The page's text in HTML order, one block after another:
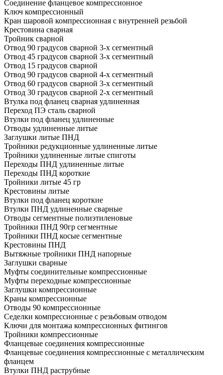
Соединение фланцевое компрессионное
Ключ компрессионный
Кран шаровой компрессионная с внутренней резьбой
Крестовина сварная
Тройник сварной
Отвод 90 градусов сварной 3-х сегментный
Отвод 45 градусов сварной 3-х сегментный
Отвод 15 градусов сварной
Отвод 90 градусов сварной 4-х сегментный
Отвод 60 градусов сварной 3-х сегментный
Отвод 30 градусов сварной 2-х сегментный
Втулка под фланец сварная удлиненная
Переход ПЭ сталь сварной
Втулки под фланец удлиненные
Отводы удлиненные литые
Заглушки литые ПНД
Тройники редукционные удлиненные литые
Тройники удлиненные литые спиготы
Переходы ПНД удлиненные литые
Переходы ПНД короткие
Тройники литые 45 гр
Крестовины литые
Втулки под фланец короткие
Втулки ПНД удлиненные сварные
Отводы сегментные полиэтиленовые
Тройники ПНД 90гр сегментные
Тройники ПНД косые сегментные
Крестовины ПНД
Вытяжные тройники ПНД напорные
Заглушки сварные
Муфты соединительные компрессионные
Муфты переходные компрессионные
Заглушки компрессионные
Краны компрессионные
Отводы 90 компрессионные
Седелки компрессионные с резьбовым отводом
Ключи для монтажа компрессионных фитингов
Тройники компрессионные
Фланцевые соединения компрессионные
Фланцевые соединения компрессионные с металлическим
фланцем
Втулки ПНД раструбные